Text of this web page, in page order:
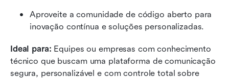
Aproveite a comunidade de código aberto para
inovação contínua e soluções personalizadas.
Ideal para: Equipes ou empresas com conhecimento
técnico que buscam uma plataforma de comunicação
segura, personalizável e com controle total sobre